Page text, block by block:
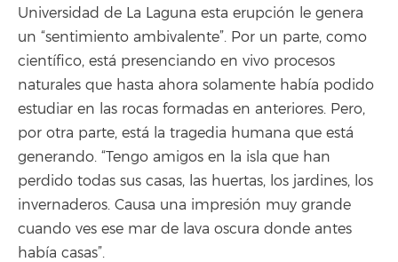
Universidad de La Laguna esta erupción le genera
un “sentimiento ambivalente”. Por un parte, como
científico, está presenciando en vivo procesos
naturales que hasta ahora solamente había podido
estudiar en las rocas formadas en anteriores. Pero,
por otra parte, está la tragedia humana que está
generando. “Tengo amigos en la isla que han
perdido todas sus casas, las huertas, los jardines, los
invernaderos. Causa una impresión muy grande
cuando ves ese mar de lava oscura donde antes
había casas”.